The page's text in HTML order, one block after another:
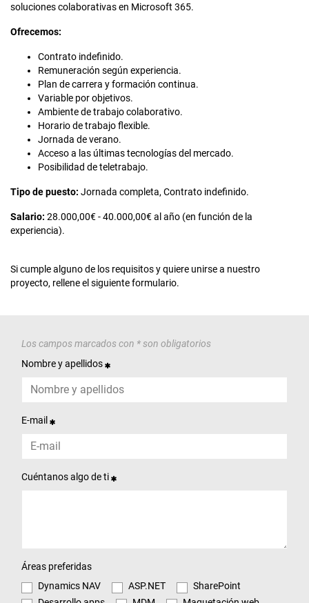
soluciones colaborativas en Microsoft 365.
Ofrecemos:
Contrato indefinido.
Remuneración según experiencia.
Plan de carrera y formación continua.
Variable por objetivos.
Ambiente de trabajo colaborativo.
Horario de trabajo flexible.
Jornada de verano.
Acceso a las últimas tecnologías del mercado.
Posibilidad de teletrabajo.
Tipo de puesto: Jornada completa, Contrato indefinido.
Salario: 28.000,00€ - 40.000,00€ al año (en función de la
experiencia).
Si cumple alguno de los requisitos y quiere unirse a nuestro
proyecto, rellene el siguiente formulario.
Los campos marcados con * son obligatorios
Nombre y apellidos
E-mail
Cuéntanos algo de ti
Áreas preferidas
Dynamics NAV
ASP.NET
SharePoint